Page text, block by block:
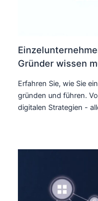
Gründer wissen
Erfahren Sie, wie Sie
gründen und führen.
digitalen Strategien -